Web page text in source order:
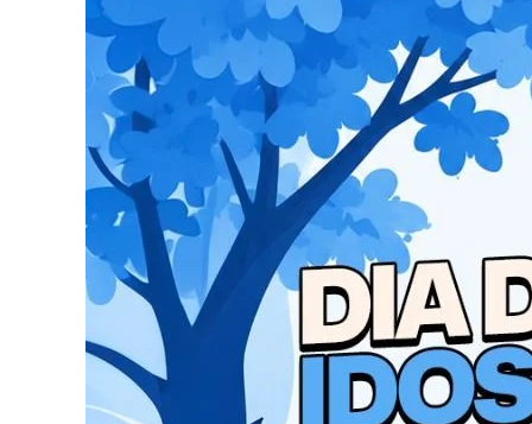
Um homem de 29 anos “pescou” uma moto
tarde de domingo (26).